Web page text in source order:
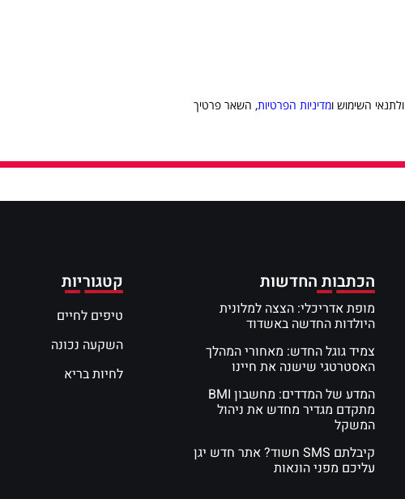
ולתנאי השימוש ומדיניות הפרטיות, השאר פרטיך
הכתבות החדשות
מופת אדריכלי: הצצה למלונית
היולדות החדשה באשדוד
צמיד גוגל החדש: מאחורי המהלך
האסטרטגי שישנה את חיינו
המדע של המדדים: מחשבון BMI
מתקדם מגדיר מחדש את ניהול
המשקל
קיבלתם SMS חשוד? אתר חדש יגן
עליכם מפני הונאות
קטגוריות
טיפים לחיים
השקעה נכונה
לחיות בריא